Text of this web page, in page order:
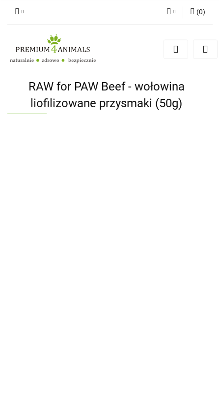
Zarejestruj się
Zgody cookies
(0)
RAW for PAW Beef - wołowina
liofilizowane przysmaki (50g)